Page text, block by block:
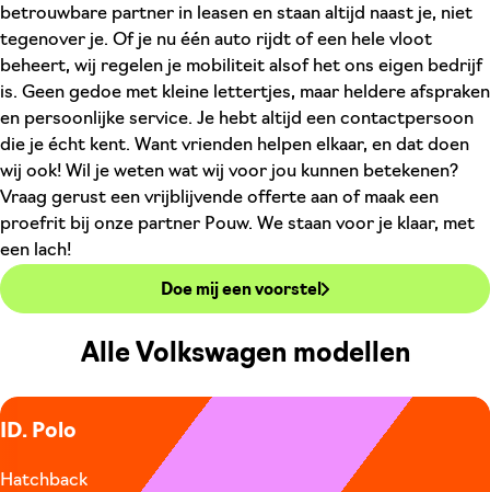
betrouwbare partner in leasen en staan altijd naast je, niet
tegenover je. Of je nu één auto rijdt of een hele vloot
beheert, wij regelen je mobiliteit alsof het ons eigen bedrijf
is. Geen gedoe met kleine lettertjes, maar heldere afspraken
en persoonlijke service. Je hebt altijd een contactpersoon
die je écht kent. Want vrienden helpen elkaar, en dat doen
wij ook! Wil je weten wat wij voor jou kunnen betekenen?
Vraag gerust een vrijblijvende offerte aan of maak een
proefrit bij onze partner Pouw. We staan voor je klaar, met
een lach!
Doe mij een voorstel
Alle Volkswagen modellen
ID. Polo
Hatchback